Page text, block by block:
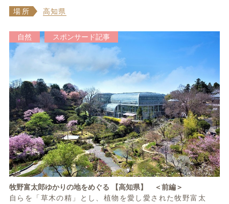
場所
高知県
自然 スポンサード記事
牧野富太郎ゆかりの地をめぐる 【高知県】 ＜前編＞
自らを「草木の精」とし、植物を愛し愛された牧野富太